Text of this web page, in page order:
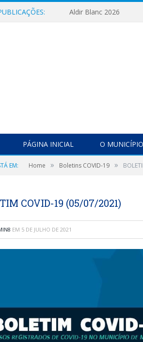
Aldir Blanc 2026
PÁGINA INICIAL O MUNICÍPIO
EM: Home » Boletins COVID-19 »
COVID-19 (05/07/2021)
EM 5 DE JULHO DE 2021